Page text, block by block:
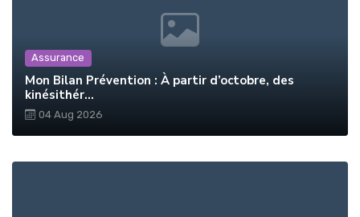
Assurance
Mon Bilan Prévention : À partir d’octobre, des
kinésithér...
04 Aug 2026